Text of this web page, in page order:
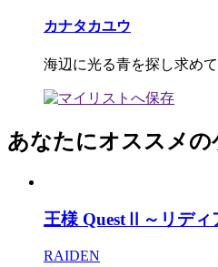
カナタカユウ
海辺に光る青を探し求めて
あなたにオススメの
王様 QuestⅡ～リディ
RAIDEN